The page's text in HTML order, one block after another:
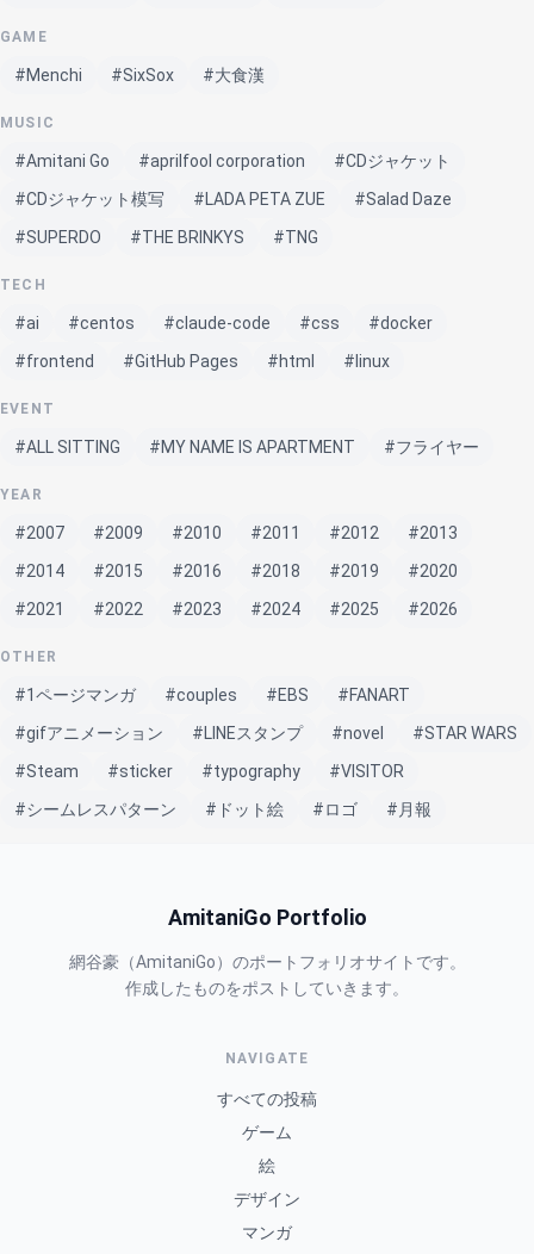
GAME
#Menchi #SixSox #大食漢
MUSIC
#Amitani Go #aprilfool corporation
#CDジャケット
#CDジャケット模写
#LADA PETA ZUE
#Salad Daze
#SUPERDO
#THE BRINKYS #TNG
TECH
#ai #centos #claude-code #css
#docker
#frontend
#GitHub Pages #html #linux
EVENT
#ALL SITTING #MY NAME IS APARTMENT #フライヤー
YEAR
#2007 #2009 #2010 #2011 #2012
#2013
#2014
#2015 #2016 #2018 #2019
#2020
#2021
#2022 #2023 #2024 #2025 #2026
OTHER
#1ページマンガ #couples #EBS
#FANART
#gifアニメーション
#LINEスタンプ #novel
#STAR WARS
#Steam
#sticker #typography
#VISITOR
#シームレスパターン
#ドット絵 #ロゴ #月報
AmitaniGo Portfolio
網谷豪（AmitaniGo）のポートフォリオサイトです。
作成したものをポストしていきます。
NAVIGATE
すべての投稿
ゲーム
絵
デザイン
マンガ